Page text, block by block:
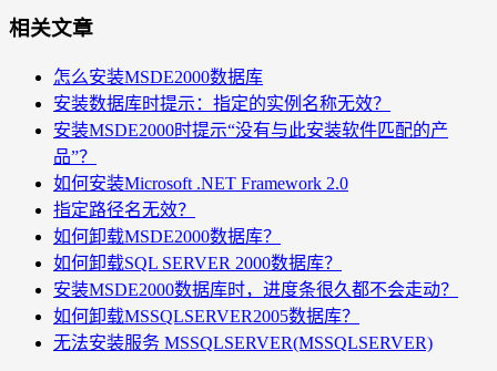
相关文章
怎么安装MSDE2000数据库
安装数据库时提示：指定的实例名称无效？
安装MSDE2000时提示“没有与此安装软件匹配的产
品”？
如何安装Microsoft .NET Framework 2.0
指定路径名无效？
如何卸载MSDE2000数据库？
如何卸载SQL SERVER 2000数据库？
安装MSDE2000数据库时，进度条很久都不会走动？
如何卸载MSSQLSERVER2005数据库？
无法安装服务 MSSQLSERVER(MSSQLSERVER)